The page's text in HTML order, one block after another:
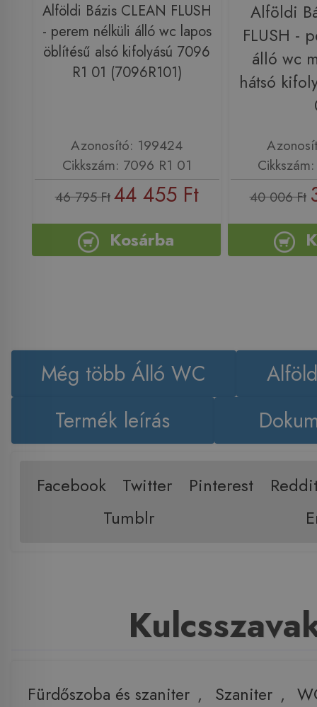
Alföldi Bázis CLEAN FLUSH
- perem nélküli álló wc lapos
öblítésű alsó kifolyású 7096
R1 01 (7096R101)
Azonosító: 199424
Cikkszám: 7096 R1 01
46 795 Ft 44 455 Ft
Kosárba
Alföldi
FLUSH -
álló wc
hátsó
40 006 Ft
Még több Álló WC
Termék leírás
Facebook Twitter Pinterest
Tumblr
Fürdőszoba és szaniter , Szaniter ,